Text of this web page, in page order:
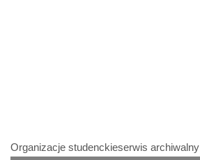
Organizacje studenckieserwis archiwalny